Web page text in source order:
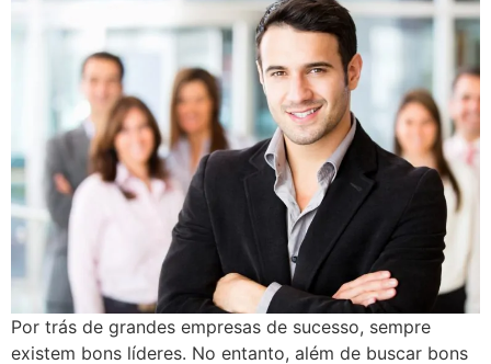
Por trás de grandes empresas de sucesso, sempre
existem bons líderes. No entanto, além de buscar bons